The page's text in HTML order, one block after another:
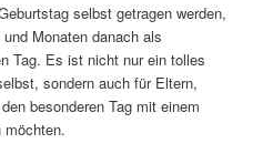
selbst getragen werden,
Monaten danach als
Tag. Es ist nicht nur ein tolles
sondern auch für Eltern,
besonderen Tag mit einem
möchten.